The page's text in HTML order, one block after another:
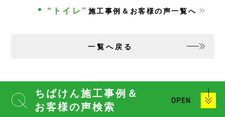
“トイレ” 施工事例＆お客様の声一覧へ
一覧へ戻る
ちばけん施工事例＆
お客様の声検索